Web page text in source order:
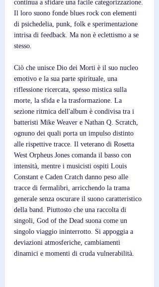
continua a sfidare una facile categorizzazione.
Il loro suono fonde blues rock con elementi
di psichedelia, punk, folk e sperimentazione
intrisa di feedback. Ma non è eclettismo a se
stesso.
Ciò che unisce Dio dei Morti è il suo nucleo
emotivo e la sua parte spirituale, una
riflessione ricercata, spesso mistica sulla
morte, la sfida e la trasformazione. La
sezione ritmica dell'album è condivisa tra i
batteristi Mike Weaver e Nathan Q. Scratch,
ognuno dei quali porta un impulso distinto
alle rispettive tracce. Il veterano di Rosetta
West Orpheus Jones comanda il basso con
intensità, mentre i musicisti ospiti Louis
Constant e Caden Cratch danno peso alle
tracce di fermalibri, arricchendo la trama
generale senza oscurare il suono caratteristico
della band. Piuttosto che una raccolta di
singoli, God of the Dead suona come un
singolo viaggio ininterrotto. Si appoggia a
deviazioni atmosferiche, cambiamenti
dinamici e momenti di cruda vulnerabilità.